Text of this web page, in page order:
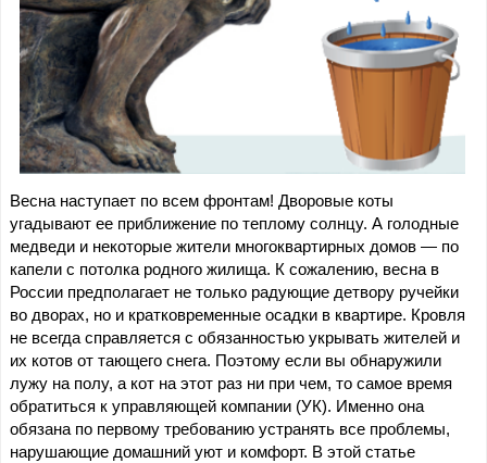
Весна наступает по всем фронтам! Дворовые коты
угадывают ее приближение по теплому солнцу. А голодные
медведи и некоторые жители многоквартирных домов — по
капели с потолка родного жилища. К сожалению, весна в
России предполагает не только радующие детвору ручейки
во дворах, но и кратковременные осадки в квартире. Кровля
не всегда справляется с обязанностью укрывать жителей и
их котов от тающего снега. Поэтому если вы обнаружили
лужу на полу, а кот на этот раз ни при чем, то самое время
обратиться к управляющей компании (УК). Именно она
обязана по первому требованию устранять все проблемы,
нарушающие домашний уют и комфорт. В этой статье